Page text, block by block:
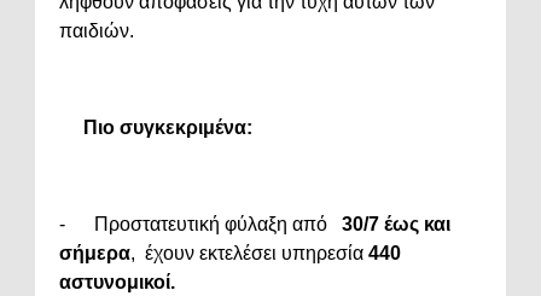
παιδιών.
Πιο συγκεκριμένα:
- Προστατευτική φύλαξη από 30/7 έως και
σήμερα, έχουν εκτελέσει υπηρεσία 440
αστυνομικοί.